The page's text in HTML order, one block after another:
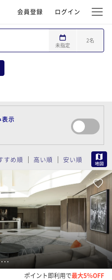
会員登録 ログイン
未指定
2名
表示
すめ順 高い順 安い順
3 4 5
ポイント即利用で最大5％OFF